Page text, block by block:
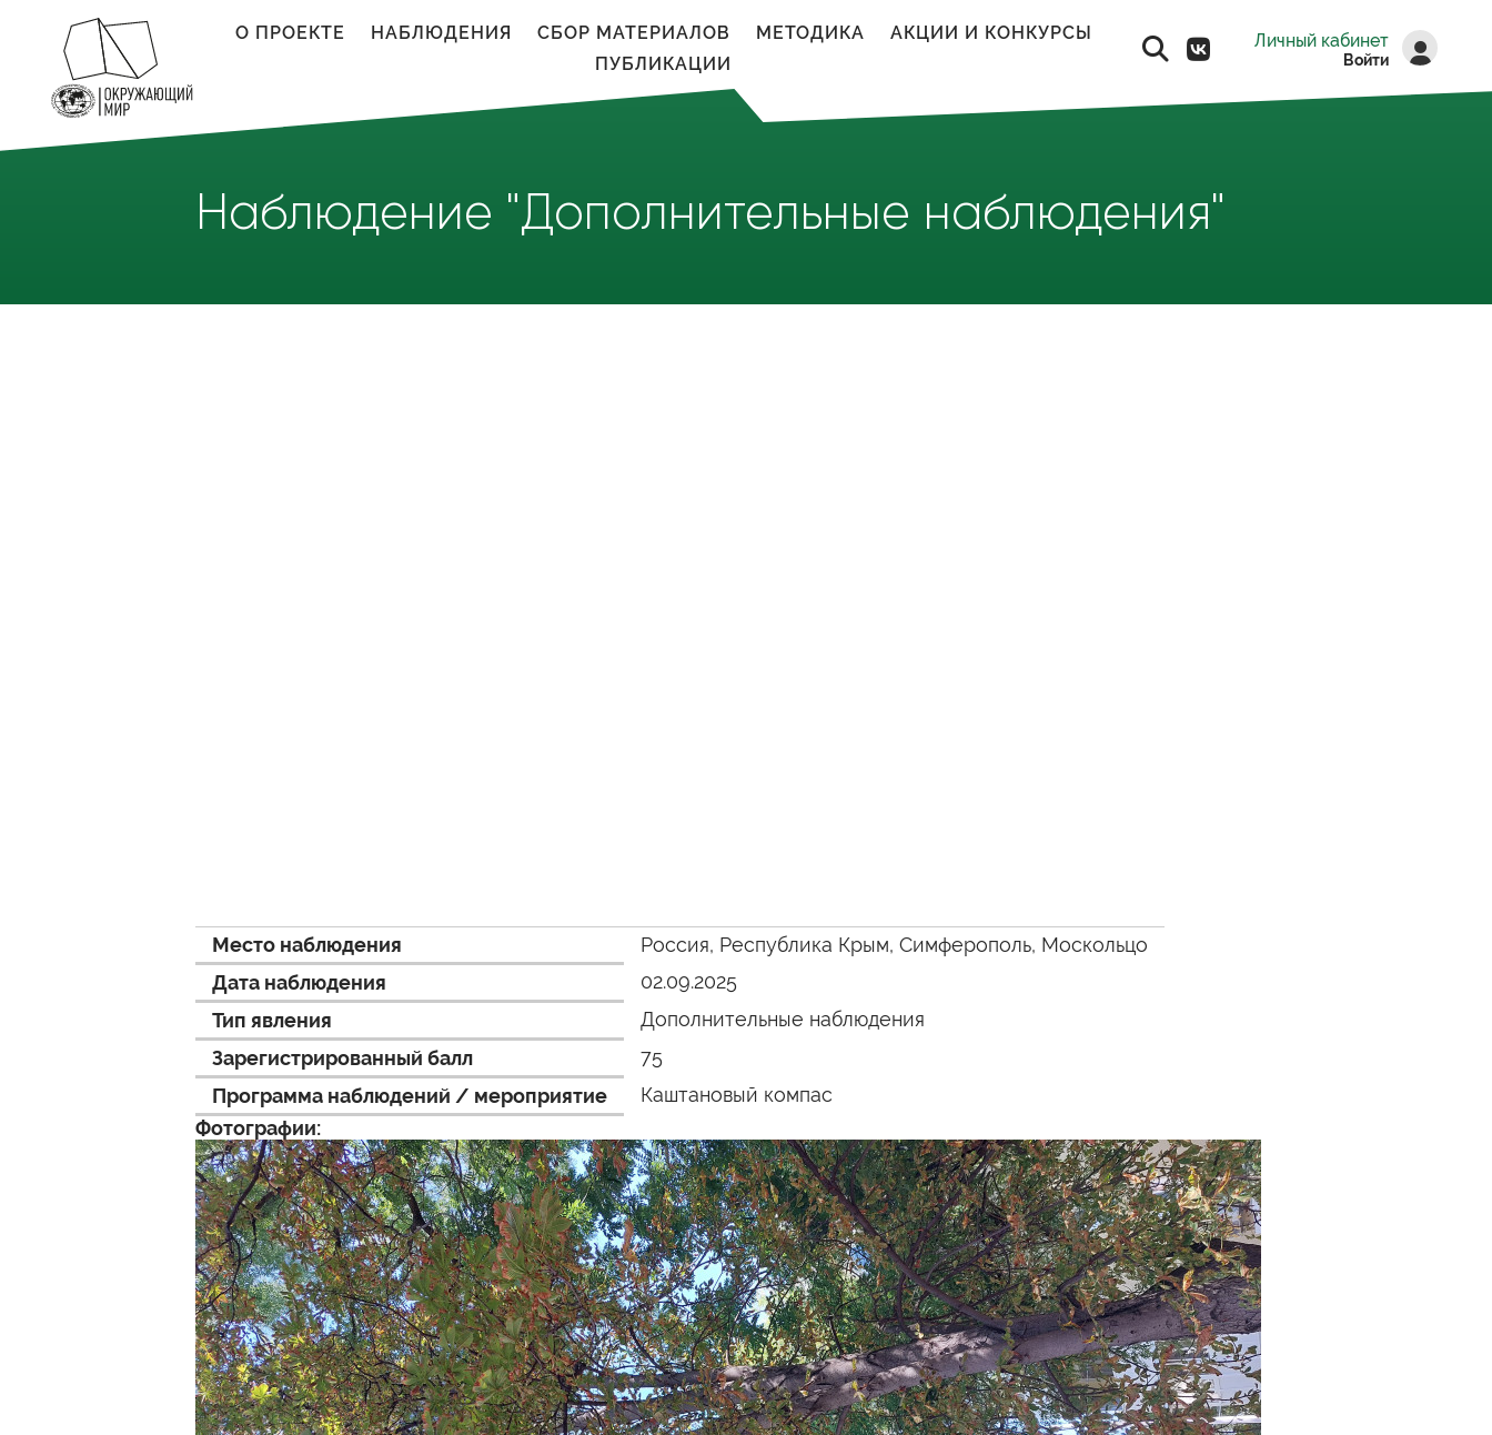
О ПРОЕКТЕ НАБЛЮДЕНИЯ CБОР МАТЕРИАЛОВ МЕТОДИКА
АКЦИИ И КОНКУРСЫ
ПУБЛИКАЦИИ
Личный кабинет
Войти
Наблюдение "Дополнительные наблюдения"
Место наблюдения
Россия, Республика Крым, Симферополь, Москольцо
Дата наблюдения
02.09.2025
Тип явления
Дополнительные наблюдения
Зарегистрированный балл
75
Программа наблюдений / мероприятие
Каштановый компас
Фотографии: